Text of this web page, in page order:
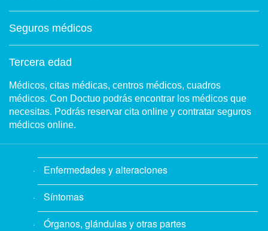
Seguros médicos
Tercera edad
Médicos, citas médicas, centros médicos, cuadros
médicos. Con Doctuo podrás encontrar los médicos que
necesitas. Podrás reservar cita online y contratar seguros
médicos online.
Enfermedades y alteraciones
Síntomas
Órganos, glándulas y otras partes